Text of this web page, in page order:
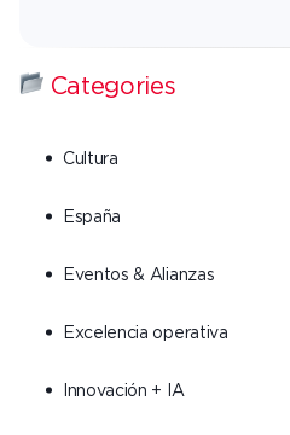
Categories
Cultura
España
Eventos & Alianzas
Excelencia operativa
Innovación + IA